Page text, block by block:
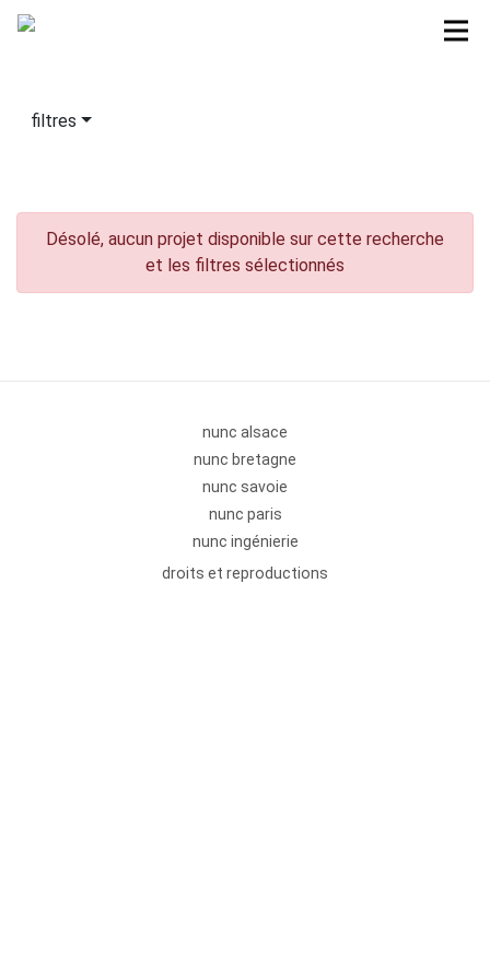
filtres
Désolé, aucun projet disponible sur cette recherche
et les filtres sélectionnés
nunc alsace
nunc bretagne
nunc savoie
nunc paris
nunc ingénierie
droits et reproductions